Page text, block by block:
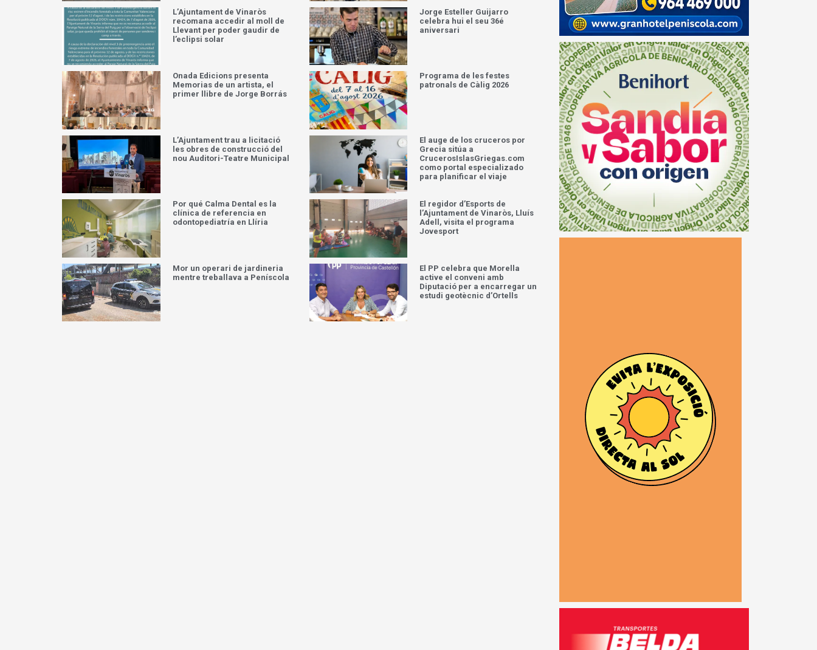
L’Ajuntament de Vinaròs
recomana accedir al moll de
Llevant per poder gaudir de
l’eclipsi solar
Jorge Esteller Guijarro
celebra hui el seu 36é
aniversari
Onada Edicions presenta
Memorias de un artista, el
primer llibre de Jorge Borrás
Programa de les festes
patronals de Càlig 2026
L’Ajuntament trau a licitació
les obres de construcció del
nou Auditori-Teatre Municipal
El auge de los cruceros por
Grecia sitúa a
CrucerosIslasGriegas.com
como portal especializado
para planificar el viaje
Por qué Calma Dental es la
clínica de referencia en
odontopediatría en Llíria
El regidor d’Esports de
l’Ajuntament de Vinaròs, Lluís
Adell, visita el programa
Jovesport
Mor un operari de jardineria
mentre treballava a Peníscola
El PP celebra que Morella
active el conveni amb
Diputació per a encarregar un
estudi geotècnic d’Ortells